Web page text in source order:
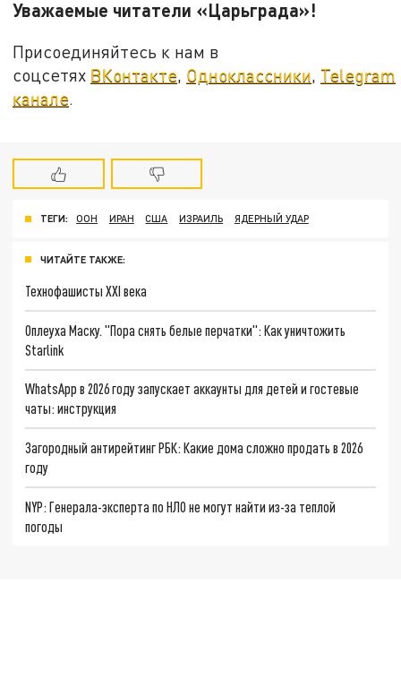
Уважаемые читатели «Царьграда»!
Присоединяйтесь к нам в
соцсетях ВКонтакте, Одноклассники, Telegram
канале.
ТЕГИ: ООН ИРАН США ИЗРАИЛЬ ЯДЕРНЫЙ УДАР
ЧИТАЙТЕ ТАКЖЕ:
Технофашисты XXI века
Оплеуха Маску. "Пора снять белые перчатки": Как уничтожить
Starlink
WhatsApp в 2026 году запускает аккаунты для детей и гостевые
чаты: инструкция
Загородный антирейтинг РБК: Какие дома сложно продать в 2026
году
NYP: Генерала-эксперта по НЛО не могут найти из-за теплой
погоды